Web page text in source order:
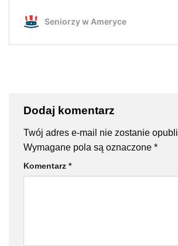
Dodaj komentarz
Twój adres e-mail nie zostanie
Wymagane pola są oznaczone *
Komentarz *